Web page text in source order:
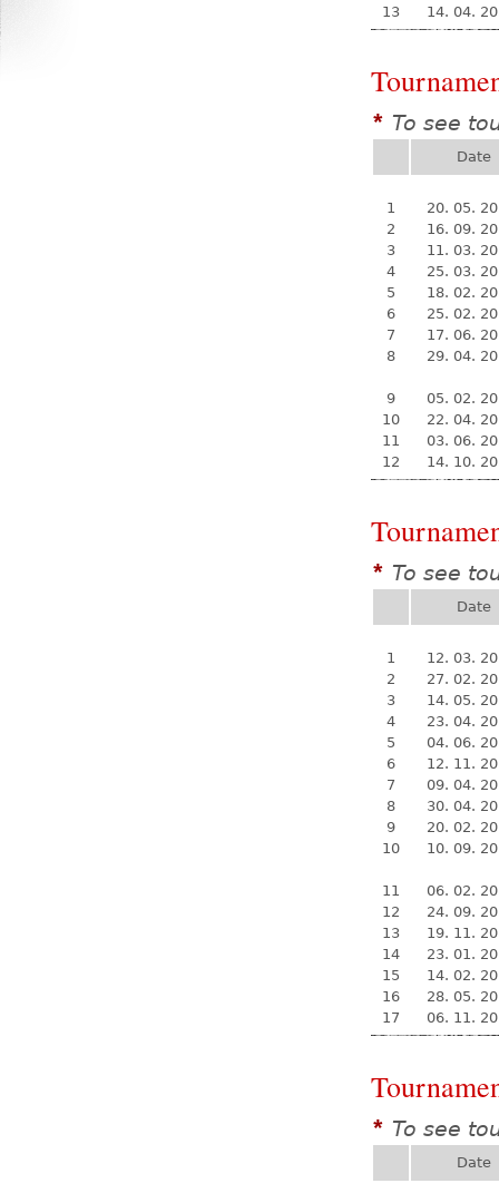
13
14. 04.
* To see
Date
1
20. 05.
2
16. 09.
3
11. 03.
4
25. 03.
5
18. 02.
6
25. 02.
7
17. 06.
8
29. 04.
9
05. 02.
10
22. 04.
11
03. 06.
12
14. 10.
* To see
Date
1
12. 03.
2
27. 02.
3
14. 05.
4
23. 04.
5
04. 06.
6
12. 11.
7
09. 04.
8
30. 04.
9
20. 02.
10
10. 09.
11
06. 02.
12
24. 09.
13
19. 11.
14
23. 01.
15
14. 02.
16
28. 05.
17
06. 11.
* To see
Date